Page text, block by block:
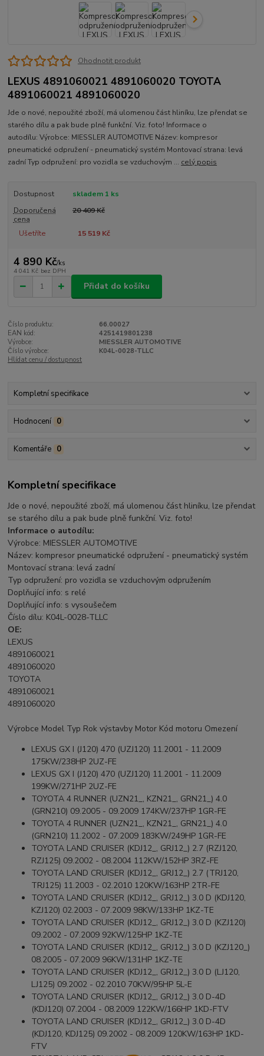
Ohodnotit produkt
LEXUS 4891060021 4891060020 TOYOTA
4891060021 4891060020
Jde o nové, nepoužité zboží, má ulomenou část hliníku, lze přendat se
starého dílu a pak bude plně funkční. Viz. foto! Informace o
autodílu: Výrobce: MIESSLER AUTOMOTIVE Název: kompresor
pneumatické odpružení - pneumatický systém Montovací strana: levá
zadní Typ odpružení: pro vozidla se vzduchovým ... celý popis
Dostupnost
skladem 1 ks
Doporučená
cena
20 409 Kč
Ušetříte 15 519 Kč
4 890 Kč/ks
4 041 Kč bez DPH
Přidat do košíku
Číslo produktu:
66.00027
EAN kód:
4251419801238
Výrobce:
MIESSLER AUTOMOTIVE
Číslo výrobce:
K04L-0028-TLLC
Hlídat cenu / dostupnost
Kompletní specifikace
Hodnocení 0
Komentáře 0
Kompletní specifikace
Jde o nové, nepoužité zboží, má ulomenou část hliníku, lze přendat
se starého dílu a pak bude plně funkční. Viz. foto!
Informace o autodílu:
Výrobce: MIESSLER AUTOMOTIVE
Název: kompresor pneumatické odpružení - pneumatický systém
Montovací strana: levá zadní
Typ odpružení: pro vozidla se vzduchovým odpružením
Doplňující info: s relé
Doplňující info: s vysoušečem
Číslo dílu: K04L-0028-TLLC
OE:
LEXUS
4891060021
4891060020
TOYOTA
4891060021
4891060020
Výrobce Model Typ Rok výstavby Motor Kód motoru Omezení
LEXUS GX I (J120) 470 (UZJ120) 11.2001 - 11.2009
175KW/238HP 2UZ-FE
LEXUS GX I (J120) 470 (UZJ120) 11.2001 - 11.2009
199KW/271HP 2UZ-FE
TOYOTA 4 RUNNER (UZN21_, KZN21_, GRN21_) 4.0
(GRN210) 09.2005 - 09.2009 174KW/237HP 1GR-FE
TOYOTA 4 RUNNER (UZN21_, KZN21_, GRN21_) 4.0
(GRN210) 11.2002 - 07.2009 183KW/249HP 1GR-FE
TOYOTA LAND CRUISER (KDJ12_, GRJ12_) 2.7 (RZJ120,
RZJ125) 09.2002 - 08.2004 112KW/152HP 3RZ-FE
TOYOTA LAND CRUISER (KDJ12_, GRJ12_) 2.7 (TRJ120,
TRJ125) 11.2003 - 02.2010 120KW/163HP 2TR-FE
TOYOTA LAND CRUISER (KDJ12_, GRJ12_) 3.0 D (KDJ120,
KZJ120) 02.2003 - 07.2009 98KW/133HP 1KZ-TE
TOYOTA LAND CRUISER (KDJ12_, GRJ12_) 3.0 D (KZJ120)
09.2002 - 07.2009 92KW/125HP 1KZ-TE
TOYOTA LAND CRUISER (KDJ12_, GRJ12_) 3.0 D (KZJ120_)
08.2005 - 07.2009 96KW/131HP 1KZ-TE
TOYOTA LAND CRUISER (KDJ12_, GRJ12_) 3.0 D (LJ120,
LJ125) 09.2002 - 02.2010 70KW/95HP 5L-E
TOYOTA LAND CRUISER (KDJ12_, GRJ12_) 3.0 D-4D
(KDJ120) 07.2004 - 08.2009 122KW/166HP 1KD-FTV
TOYOTA LAND CRUISER (KDJ12_, GRJ12_) 3.0 D-4D
(KDJ120, KDJ125) 09.2002 - 08.2009 120KW/163HP 1KD-
FTV